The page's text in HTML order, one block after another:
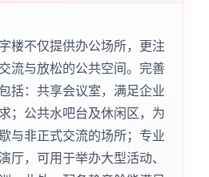
楼不仅提供办公场所，更注
流与放松的公共空间。完善
括：共享会议室，满足企业
；公共水吧台及休闲区，为
与非正式交流的场所；专业
厅，可用于举办大型活动、